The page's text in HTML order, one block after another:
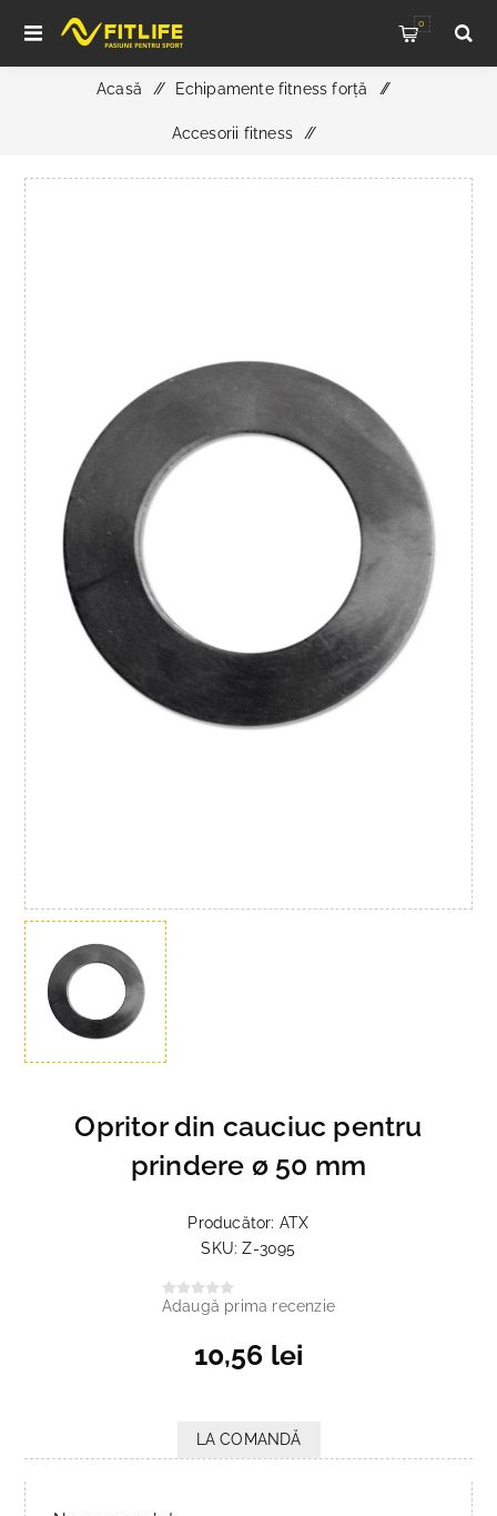
0
Acasă / Echipamente fitness forță /
Accesorii fitness /
Opritor din cauciuc pentru prindere ø 50 mm
Opritor din cauciuc pentru
prindere ø 50 mm
Producător: ATX
SKU: Z-3095
Adaugă prima recenzie
10,56 lei
LA COMANDĂ